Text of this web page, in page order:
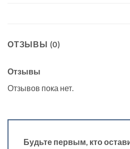
ОТЗЫВЫ (0)
Отзывы
Отзывов пока нет.
Будьте первым, кто